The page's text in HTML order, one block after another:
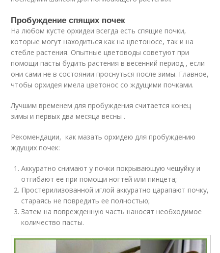
Пробуждение спящих почек
На любом кусте орхидеи всегда есть спящие почки,
которые могут находиться как на цветоносе, так и на
стебле растения. Опытные цветоводы советуют при
помощи пасты будить растения в весенний период , если
они сами не в состоянии проснуться после зимы. Главное,
чтобы орхидея имела цветонос со ждущими почками.
Лучшим временем для пробуждения считается конец
зимы и первых два месяца весны .
Рекомендации, как мазать орхидею для пробуждению
ждущих почек:
Аккуратно снимают у почки покрывающую чешуйку и
отгибают ее при помощи ногтей или пинцета;
Простерилизованной иглой аккуратно царапают почку,
стараясь не повредить ее полностью;
Затем на поврежденную часть наносят необходимое
количество пасты.